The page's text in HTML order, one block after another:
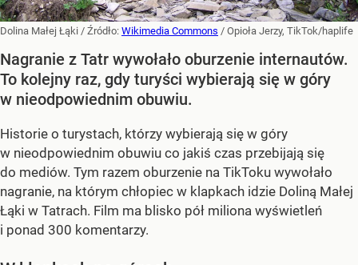
Dolina Małej Łąki / Źródło: Wikimedia Commons / Opioła Jerzy, TikTok/haplife
Nagranie z Tatr wywołało oburzenie internautów.
To kolejny raz, gdy turyści wybierają się w góry
w nieodpowiednim obuwiu.
Historie o turystach, którzy wybierają się w góry
w nieodpowiednim obuwiu co jakiś czas przebijają się
do mediów. Tym razem oburzenie na TikToku wywołało
nagranie, na którym chłopiec w klapkach idzie Doliną Małej
Łąki w Tatrach. Film ma blisko pół miliona wyświetleń
i ponad 300 komentarzy.